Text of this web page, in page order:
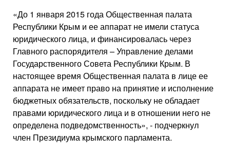
«До 1 января 2015 года Общественная палата
Республики Крым и ее аппарат не имели статуса
юридического лица, и финансировалась через
Главного распорядителя – Управление делами
Государственного Совета Республики Крым. В
настоящее время Общественная палата в лице ее
аппарата не имеет право на принятие и исполнение
бюджетных обязательств, поскольку не обладает
правами юридического лица и в отношении него не
определена подведомственность», - подчеркнул
член Президиума крымского парламента.